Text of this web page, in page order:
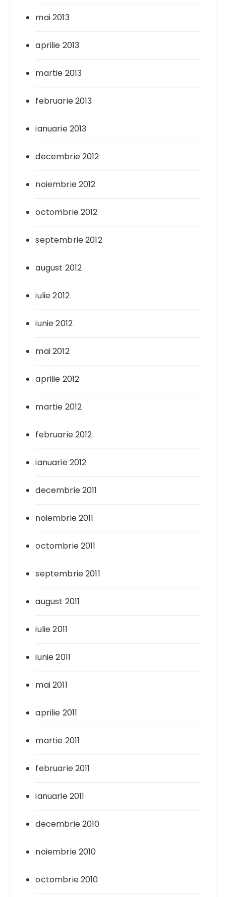
mai 2013
aprilie 2013
martie 2013
februarie 2013
ianuarie 2013
decembrie 2012
noiembrie 2012
octombrie 2012
septembrie 2012
august 2012
iulie 2012
iunie 2012
mai 2012
aprilie 2012
martie 2012
februarie 2012
ianuarie 2012
decembrie 2011
noiembrie 2011
octombrie 2011
septembrie 2011
august 2011
iulie 2011
iunie 2011
mai 2011
aprilie 2011
martie 2011
februarie 2011
ianuarie 2011
decembrie 2010
noiembrie 2010
octombrie 2010